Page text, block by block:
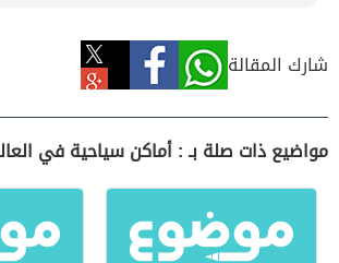
شارك المقالة
مواضيع ذات صلة بـ : أماكن سياحية في